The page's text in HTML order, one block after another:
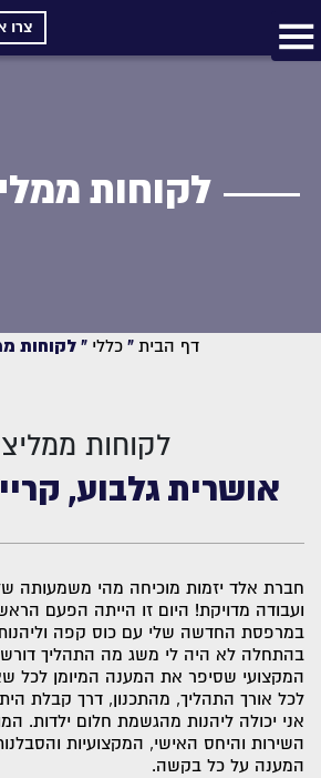
צרו
לקוחות
דף הבית »כללי »לקוחות
לקוחות
אושרית גלבוע,
חברת אלד יזמות מוכיחה מהי משמעותה
ועבודה מדויקת! היום זו הייתה הפעם
במרפסת החדשה שלי עם כוס קפה
בהתחלה לא היה לי משג מה התהליך
המקצועי שסיפר את המענה המיומן לכל
לכל אורך התהליך, מהתכנון, דרך קבלת
אני יכולה ליהנות מהגשמת חלום ילדות.
השירות והיחס האישי, המקצועיות
המענה על כל בקשה.